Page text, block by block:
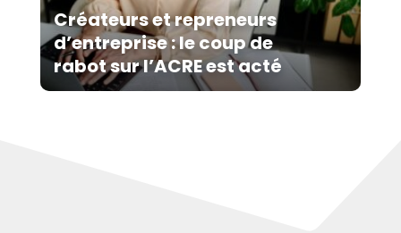
Créateurs et repreneurs
d’entreprise : le coup de
rabot sur l’ACRE est acté